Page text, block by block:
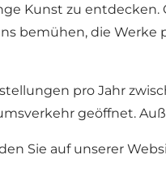
Kunst zu entdecken.
bemühen, die Werke
pro Jahr
geöffnet.
Sie auf unserer